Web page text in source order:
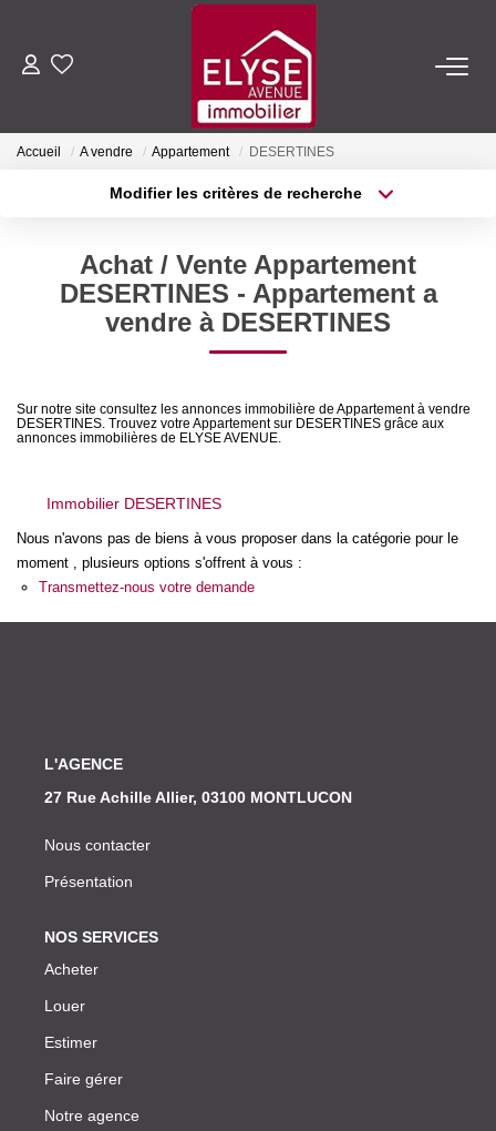
ACHETER
FAIRE GÉRER
Qui Sommes-Nous
Nos Actualités
CONTACT
Accueil A vendre Appartement DESERTINES
Modifier les critères de recherche
Sélectionnez...
Type de bien
Surface min
Achat / Vente Appartement
DESERTINES - Appartement a
vendre à DESERTINES
Sur notre site consultez les annonces immobilière de Appartement à vendre
DESERTINES. Trouvez votre Appartement sur DESERTINES grâce aux
annonces immobilières de ELYSE AVENUE.
Immobilier DESERTINES
Nous n'avons pas de biens à vous proposer dans la catégorie pour le
moment , plusieurs options s'offrent à vous :
Transmettez-nous votre demande
L'AGENCE
27 Rue Achille Allier, 03100 MONTLUCON
Nous contacter
Présentation
NOS SERVICES
Acheter
Louer
Estimer
Faire gérer
Notre agence